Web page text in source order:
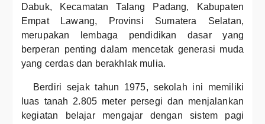
Dabuk, Kecamatan Talang Padang, Kabupaten
Empat Lawang, Provinsi Sumatera Selatan,
merupakan lembaga pendidikan dasar yang
berperan penting dalam mencetak generasi muda
yang cerdas dan berakhlak mulia.
Berdiri sejak tahun 1975, sekolah ini memiliki
luas tanah 2.805 meter persegi dan menjalankan
kegiatan belajar mengajar dengan sistem pagi